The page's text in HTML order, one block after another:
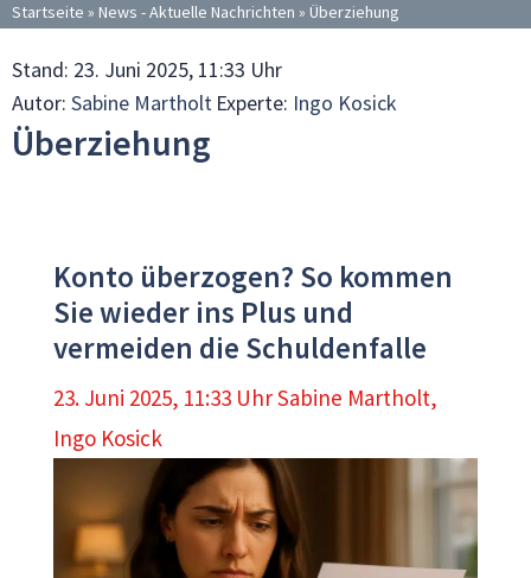
Startseite » News - Aktuelle Nachrichten » Überziehung
Stand: 23. Juni 2025, 11:33 Uhr
Autor: Sabine Martholt Experte: Ingo Kosick
Überziehung
Konto überzogen? So kommen
Sie wieder ins Plus und
vermeiden die Schuldenfalle
23. Juni 2025, 11:33 UhrSabine Martholt,
Ingo Kosick